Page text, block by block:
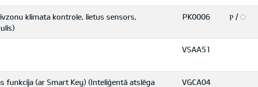
klimata kontrole, lietus sensors,
PK0006 P /
VSAA51
funkcija (ar Smart Key) (Inteliģentā atslēga
VGCA04